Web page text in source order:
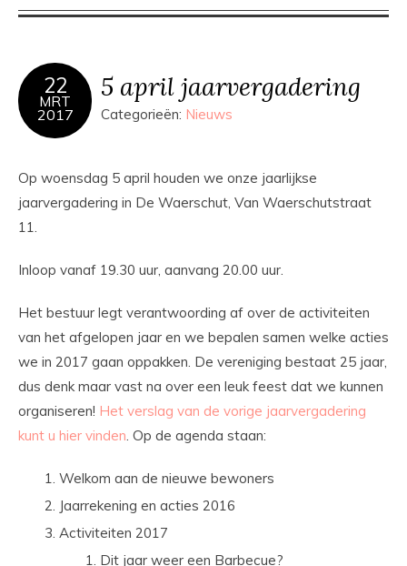
22
MRT
2017
5 april jaarvergadering
Categorieën: Nieuws
Op woensdag 5 april houden we onze jaarlijkse
jaarvergadering in De Waerschut, Van Waerschutstraat
11.
Inloop vanaf 19.30 uur, aanvang 20.00 uur.
Het bestuur legt verantwoording af over de activiteiten
van het afgelopen jaar en we bepalen samen welke acties
we in 2017 gaan oppakken. De vereniging bestaat 25 jaar,
dus denk maar vast na over een leuk feest dat we kunnen
organiseren! Het verslag van de vorige jaarvergadering
kunt u hier vinden . Op de agenda staan:
Welkom aan de nieuwe bewoners
Jaarrekening en acties 2016
Activiteiten 2017
Dit jaar weer een Barbecue?